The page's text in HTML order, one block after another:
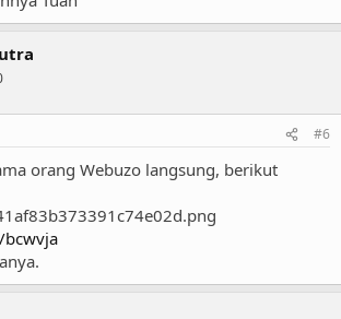
#6
orang Webuzo langsung, berikut